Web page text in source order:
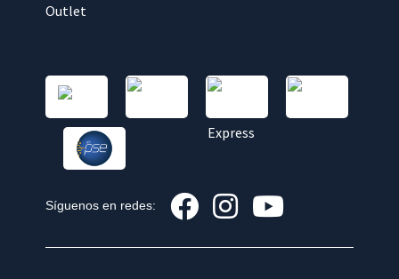
Outlet
Síguenos en redes: